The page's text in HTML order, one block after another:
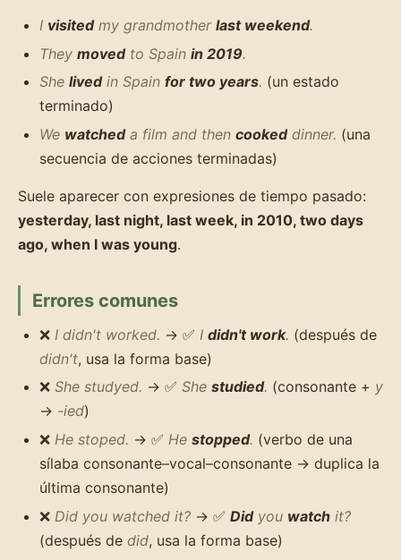
I visitedmy grandmother last weekend.
They movedto Spain in 2019.
She livedin Spain for two years. (un estado
terminado)
We watcheda film and then cookeddinner. (una
secuencia de acciones terminadas)
Suele aparecer con expresiones de tiempo pasado:
yesterday, last night, last week, in 2010, two days
ago, when I was young.
Errores comunes
❌ I didn't worked. → ✅ I didn't work. (después de
didn't, usa la forma base)
❌ She studyed. → ✅ She studied. (consonante + y
→ -ied)
❌ He stoped. → ✅ He stopped. (verbo de una
sílaba consonante–vocal–consonante → duplica la
última consonante)
❌ Did you watched it? → ✅ Didyou watch it?
(después de did, usa la forma base)